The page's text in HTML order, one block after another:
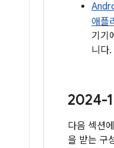
애플
기기
니다.
2024-
다음 섹션
을 받는 구